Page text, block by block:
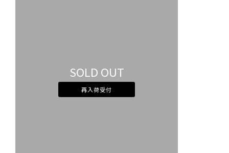
SOLD OUT
再入荷受付